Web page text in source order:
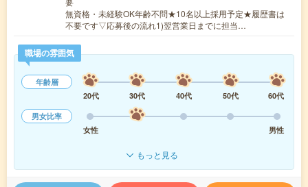
無資格・未経験OK年齢不問★10名以上採用予定★履歴書は
不要です▽応募後の流れ1)翌営業日までに担当…
職場の雰囲気
年齢層
20代
30代 40代 50代
60代
男女比率
女性
男性
もっと見る